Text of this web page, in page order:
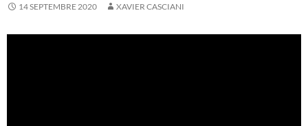
14 SEPTEMBRE 2020 XAVIER CASCIANI